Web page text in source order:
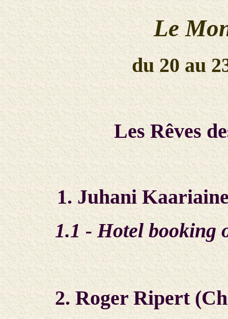
Le
du 20 au
Les Rêves
1. Juhani
1.1 - Hotel booking
2. Roger Ripert